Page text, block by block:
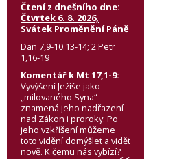
Čtení z dnešního dne:
Čtvrtek 6. 8. 2026,
Svátek Proměnění Páně
Dan 7,9-10.13-14; 2 Petr
1,16-19
Komentář k Mt 17,1-9:
Vyvýšení Ježíše jako
„milovaného Syna“
znamená jeho nadřazení
nad Zákon i proroky. Po
jeho vzkříšení můžeme
toto vidění domýšlet a vidět
nově. K čemu nás vybízí?